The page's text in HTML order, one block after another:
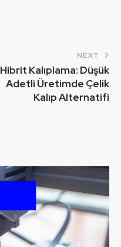
NEXT
Hibrit Kalıplama: Düşük
Adetli Üretimde Çelik
Kalıp Alternatifi